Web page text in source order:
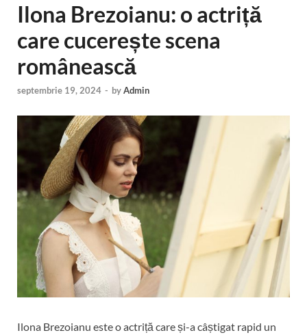
Ilona Brezoianu: o actriță
care cucerește scena
românească
septembrie 19, 2024 - byAdmin
Ilona Brezoianu este o actriță care și-a câștigat rapid un